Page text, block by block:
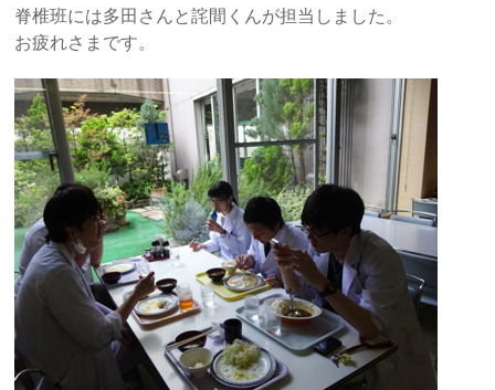
脊椎班には多田さんと詫間くんが担当しました。
お疲れさまです。